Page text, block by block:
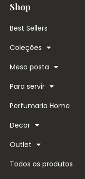
Shop
Best Sellers
Coleções
Mesa posta
Para servir
Perfumaria Home
Decor
Outlet
Todos os produtos